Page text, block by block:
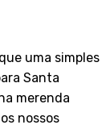
uma simples
Santa
merenda
nossos